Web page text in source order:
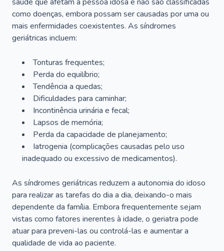
como doenças, embora possam ser causadas por uma ou
mais enfermidades coexistentes. As síndromes
geriátricas incluem:
Tonturas frequentes;
Perda do equilíbrio;
Tendência a quedas;
Dificuldades para caminhar;
Incontinência urinária e fecal;
Lapsos de memória;
Perda da capacidade de planejamento;
Iatrogenia (complicações causadas pelo uso
inadequado ou excessivo de medicamentos).
As síndromes geriátricas reduzem a autonomia do idoso
para realizar as tarefas do dia a dia, deixando-o mais
dependente da família. Embora frequentemente sejam
vistas como fatores inerentes à idade, o geriatra pode
atuar para preveni-las ou controlá-las e aumentar a
qualidade de vida ao paciente.